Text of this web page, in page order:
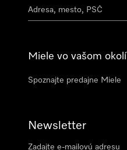
Miele vo vašom okolí
Spoznajte predajne Miele
Newsletter